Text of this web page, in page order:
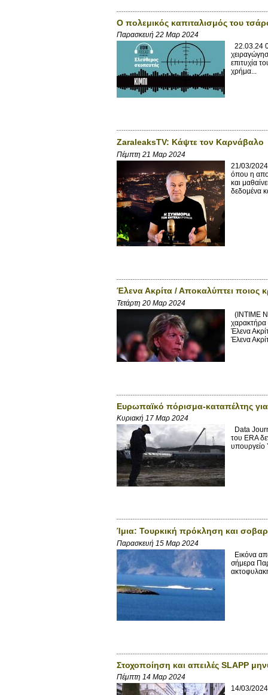
Ο πολεμικός καπιταλισμός του
Παρασκευή 22 Μαρ 2024
22.03.24
επιτυχία
χρήμα...
ZaraleaksTV: Κάψτε τον Καρνάβαλο
Πέμπτη 21 Μαρ 2024
21/03/2024
όπου η
και
δεδομένα
Έλενα Ακρίτα / Αποκαλύπτει ποιος
Τετάρτη 20 Μαρ 2024
(INTIME
χαρακτήρα
Έλενα
Έλενα
Ευρωπαϊκό πόρισμα-καταπέλτης
Κυριακή 17 Μαρ 2024
Data
του ERA
υπουργείο
Ίμια: Τουρκική πρόκληση και
Παρασκευή 15 Μαρ 2024
Εικόνα
σήμερα
Στοχοποίηση και απειλές SLAPP
Πέμπτη 14 Μαρ 2024
14/03/